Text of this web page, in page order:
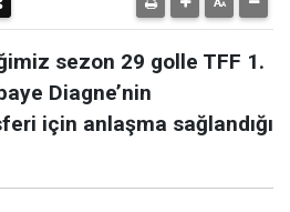
sezon 29 golle TFF 1.
Diagne’nin
için anlaşma sağlandığı